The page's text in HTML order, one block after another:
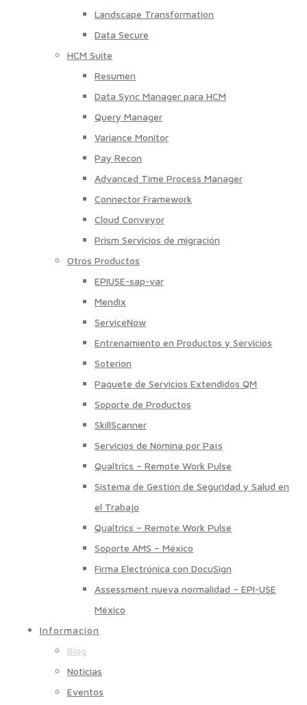
Landscape Transformation
Data Secure
HCM Suite
Resumen
Data Sync Manager para HCM
Query Manager
Variance Monitor
Pay Recon
Advanced Time Process Manager
Connector Framework
Cloud Conveyor
Prism Servicios de migración
Otros Productos
EPIUSE-sap-var
Mendix
ServiceNow
Entrenamiento en Productos y Servicios
Soterion
Paquete de Servicios Extendidos QM
Soporte de Productos
SkillScanner
Servicios de Nómina por País
Qualtrics – Remote Work Pulse
Sistema de Gestión de Seguridad y Salud en
el Trabajo
Qualtrics – Remote Work Pulse
Soporte AMS – México
Firma Electrónica con DocuSign
Assessment nueva normalidad – EPI-USE
México
Información
Blog
Noticias
Eventos